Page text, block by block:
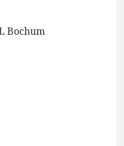
Bochum